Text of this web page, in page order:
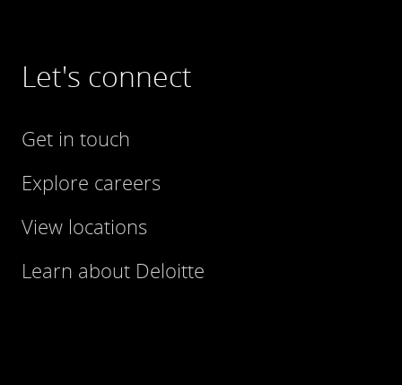
Let's connect
Get in touch
Explore careers
View locations
Learn about Deloitte